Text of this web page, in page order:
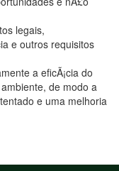
legais,
e outros requisitos
a eficÃ¡cia do
de modo a
e uma melhoria